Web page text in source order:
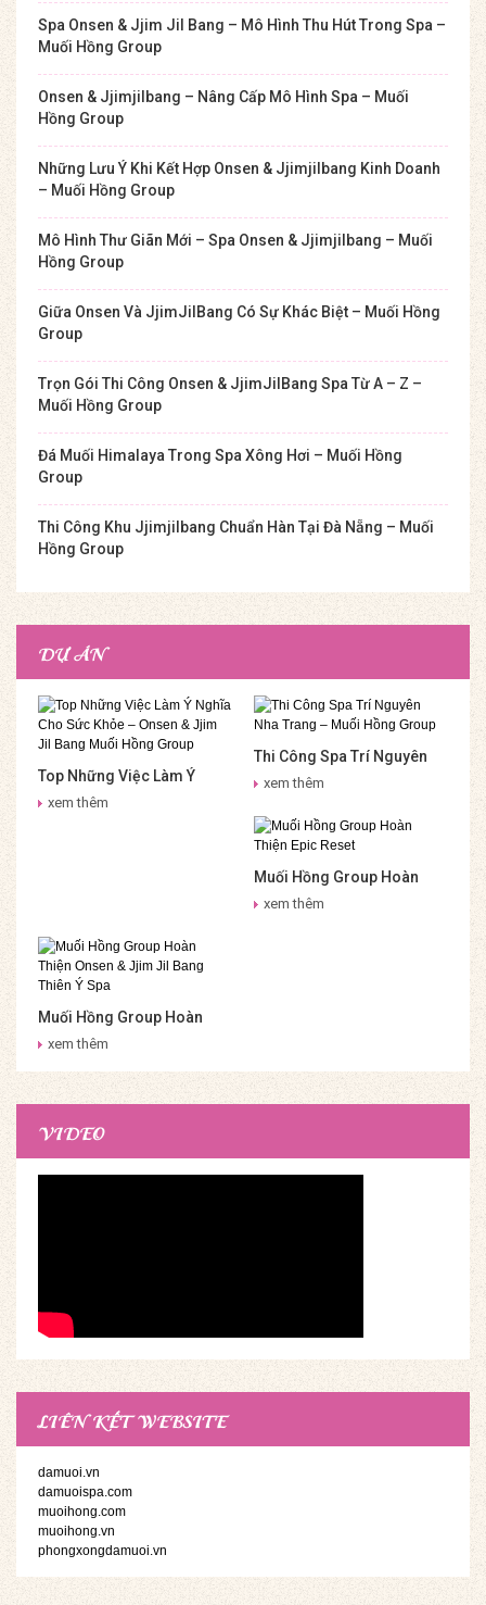
Spa Onsen & Jjim Jil Bang – Mô Hình Thu Hút Trong Spa –
Muối Hồng Group
Onsen & Jjimjilbang – Nâng Cấp Mô Hình Spa – Muối
Hồng Group
Những Lưu Ý Khi Kết Hợp Onsen & Jjimjilbang Kinh Doanh
– Muối Hồng Group
Mô Hình Thư Giãn Mới – Spa Onsen & Jjimjilbang – Muối
Hồng Group
Giữa Onsen Và JjimJilBang Có Sự Khác Biệt – Muối Hồng
Group
Trọn Gói Thi Công Onsen & JjimJilBang Spa Từ A – Z –
Muối Hồng Group
Đá Muối Himalaya Trong Spa Xông Hơi – Muối Hồng
Group
Thi Công Khu Jjimjilbang Chuẩn Hàn Tại Đà Nẵng – Muối
Hồng Group
DỰ ÁN
Top Những Việc Làm Ý
Nghĩa Cho Sức Khỏe –
xem thêm
Thi Công Spa Trí Nguyên
Nha Trang – Muối Hồng
xem thêm
Muối Hồng Group Hoàn
Thiện Epic Reset
xem thêm
Muối Hồng Group Hoàn
Thiện Onsen & Jjim Jil
xem thêm
VIDEO
LIÊN KẾT WEBSITE
damuoi.vn
damuoispa.com
muoihong.com
muoihong.vn
phongxongdamuoi.vn